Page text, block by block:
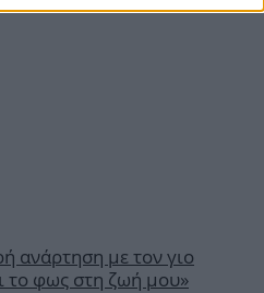
ανάρτηση με τον γιο
το φως στη ζωή μου»